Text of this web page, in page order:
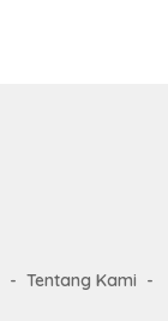
Tentang Kami